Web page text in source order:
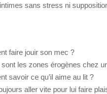
sans stress ni
faire jouir son mec ?
les zones érogènes chez
savoir ce qu’il aime au lit ?
aller vite pour lui faire